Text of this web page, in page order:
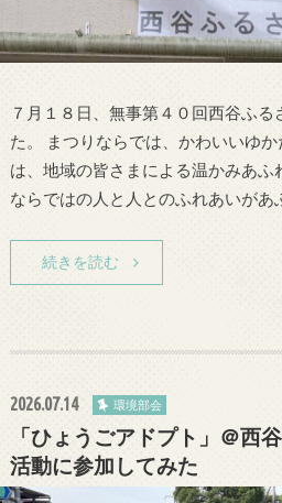
７月１８日、無事第４０回西谷ふ
た。 まつりならでは、かわいいゆ
は、地域の皆さまによる温かみあふ
ならではの人と人とのふれあいが
続きを読む
2026.07.14 環境部会
「ひょうごアドプト」＠西
活動に参加してみた